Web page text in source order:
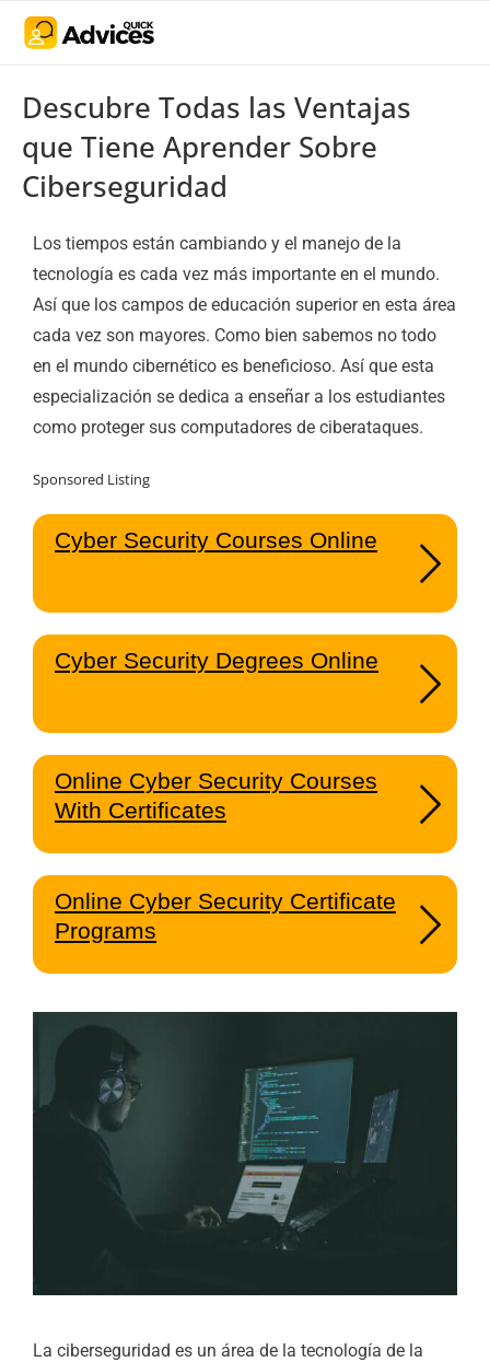
Descubre Todas las Ventajas
que Tiene Aprender Sobre
Ciberseguridad
Los tiempos están cambiando y el manejo de la
tecnología es cada vez más importante en el mundo.
Así que los campos de educación superior en esta área
cada vez son mayores. Como bien sabemos no todo
en el mundo cibernético es beneficioso. Así que esta
especialización se dedica a enseñar a los estudiantes
como proteger sus computadores de ciberataques.
Sponsored Listing
Cyber Security Courses Online
Cyber Security Degrees Online
Online Cyber Security Courses
With Certificates
Online Cyber Security Certificate
Programs
La ciberseguridad es un área de la tecnología de la